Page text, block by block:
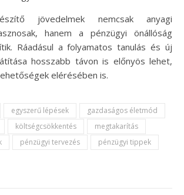
jövedelmek nemcsak anyagi
hanem a pénzügyi önállóság
Ráadásul a folyamatos tanulás és új
hosszabb távon is előnyös lehet,
elérésében is.
egyszerű lépések
gazdaságos életmód
költségcsökkentés
megtakarítás
pénzügyi tervezés
pénzügyi tippek